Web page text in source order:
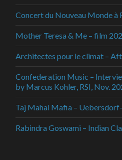
Concert du Nouveau Monde à
Mother Teresa & Me – film
Architectes pour le climat –
Confederation Music –
by Marcus Kohler, RSI, Nov.
Taj Mahal Mafia –
Rabindra Goswami – Indian